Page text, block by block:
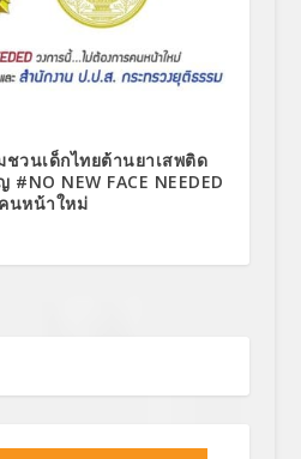
วนเด็กไทยต้านยาเสพติด
NEW FACE NEEDED
นหน้าใหม่